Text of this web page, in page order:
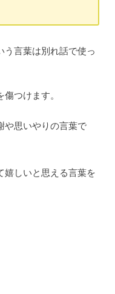
う言葉は別れ話で使っ
つけます。
や思いやりの言葉で
嬉しいと思える言葉を